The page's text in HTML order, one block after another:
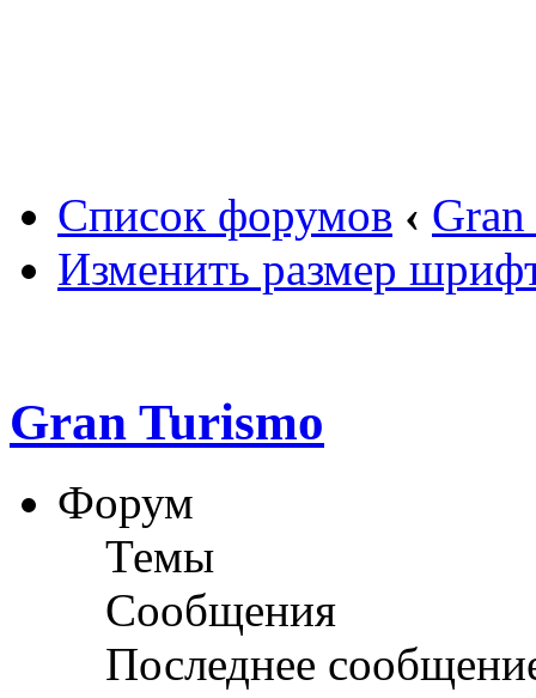
Список форумов ‹
Изменить размер
Gran Turismo
Форум
Темы
Сообщения
Последнее